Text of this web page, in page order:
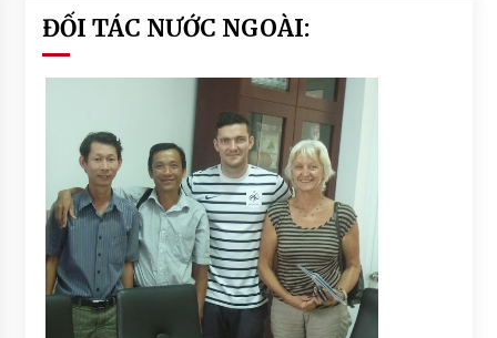
ĐỐI TÁC NƯỚC NGOÀI: